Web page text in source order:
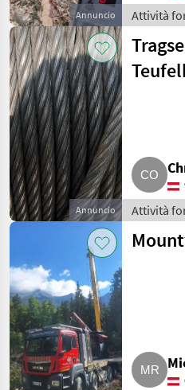
Koller
3
Konrad
2
MARKETPLACE
Marketplace
Offerte dei
rivenditori
Annuncio
Attività
e
legno /
a fune per
esbosco
Annuncio
Attività
e
legno /